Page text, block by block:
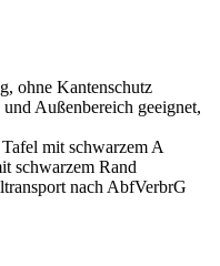
ohne Kantenschutz
Außenbereich geeignet,
mit schwarzem A
schwarzem Rand
nach AbfVerbrG